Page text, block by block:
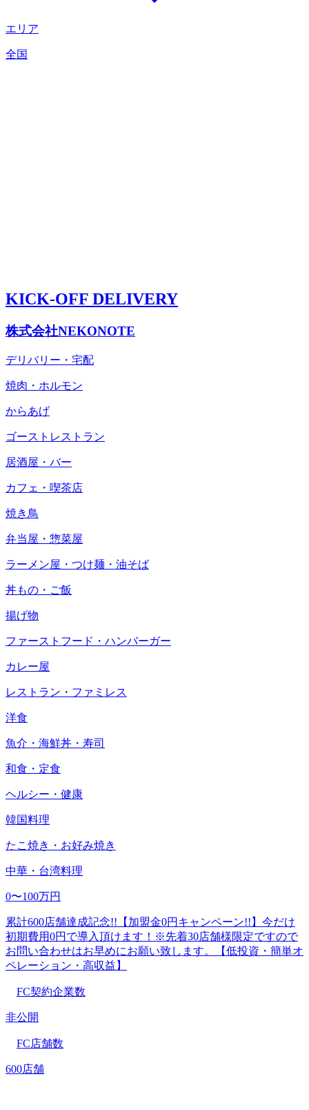
エリア
全国
KICK-OFF DELIVERY
株式会社NEKONOTE
デリバリー・宅配
焼肉・ホルモン
からあげ
ゴーストレストラン
居酒屋・バー
カフェ・喫茶店
焼き鳥
弁当屋・惣菜屋
ラーメン屋・つけ麺・油そば
丼もの・ご飯
揚げ物
ファーストフード・ハンバーガー
カレー屋
レストラン・ファミレス
洋食
魚介・海鮮丼・寿司
和食・定食
ヘルシー・健康
韓国料理
たこ焼き・お好み焼き
中華・台湾料理
0〜100万円
累計600店舗達成記念!!【加盟金0円キャンペーン!!】今だけ
初期費用0円で導入頂けます！※先着30店舗様限定ですので
お問い合わせはお早めにお願い致します。【低投資・簡単オ
ペレーション・高収益】
FC契約企業数
非公開
FC店舗数
600店舗